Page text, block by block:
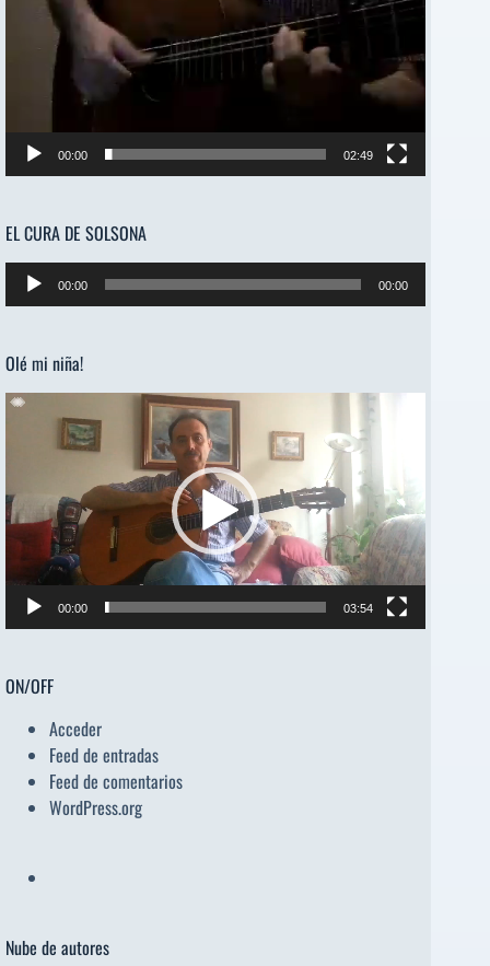
00:00 02:49
EL CURA DE SOLSONA
Reproductor
de
00:00 00:00
Olé mi niña!
Reproductor
00:00 03:54
ON/OFF
Acceder
Feed de entradas
Feed de comentarios
WordPress.org
Nube de autores